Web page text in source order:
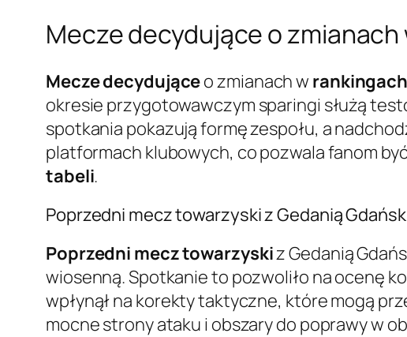
Mecze decydujące o zmianach
Mecze decydująceo zmianach w
okresie przygotowawczym sparingi służą
spotkania pokazują formę zespołu, a
platformach klubowych, co pozwala fanom
tabeli.
Poprzedni mecz towarzyski z Gedanią
Poprzedni mecz towarzyskiz Gedanią
wiosenną. Spotkanie to pozwoliło na ocenę
wpłynął na korekty taktyczne, które mogą
mocne strony ataku i obszary do poprawy w